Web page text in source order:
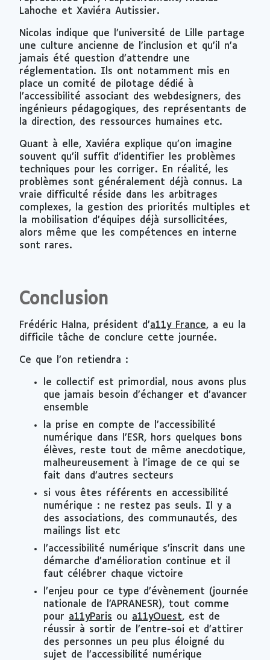
Lahoche et Xaviéra Autissier.
Nicolas indique que l’université de Lille partage
une culture ancienne de l’inclusion et qu’il n’a
jamais été question d’attendre une
réglementation. Ils ont notamment mis en
place un comité de pilotage dédié à
l’accessibilité associant des webdesigners, des
ingénieurs pédagogiques, des représentants de
la direction, des ressources humaines etc.
Quant à elle, Xaviéra explique qu’on imagine
souvent qu’il suffit d’identifier les problèmes
techniques pour les corriger. En réalité, les
problèmes sont généralement déjà connus. La
vraie difficulté réside dans les arbitrages
complexes, la gestion des priorités multiples et
la mobilisation d’équipes déjà sursollicitées,
alors même que les compétences en interne
sont rares.
Conclusion
Frédéric Halna, président d’a11y France, a eu la
difficile tâche de conclure cette journée.
Ce que l’on retiendra :
le collectif est primordial, nous avons plus
que jamais besoin d’échanger et d’avancer
ensemble
la prise en compte de l’accessibilité
numérique dans l’ESR, hors quelques bons
élèves, reste tout de même anecdotique,
malheureusement à l’image de ce qui se
fait dans d’autres secteurs
si vous êtes référents en accessibilité
numérique : ne restez pas seuls. Il y a
des associations, des communautés, des
mailings list etc
l’accessibilité numérique s’inscrit dans une
démarche d’amélioration continue et il
faut célébrer chaque victoire
l’enjeu pour ce type d’évènement (journée
nationale de l’APRANESR), tout comme
pour a11yParis ou a11yOuest, est de
réussir à sortir de l’entre-soi et d’attirer
des personnes un peu plus éloigné du
sujet de l’accessibilité numérique